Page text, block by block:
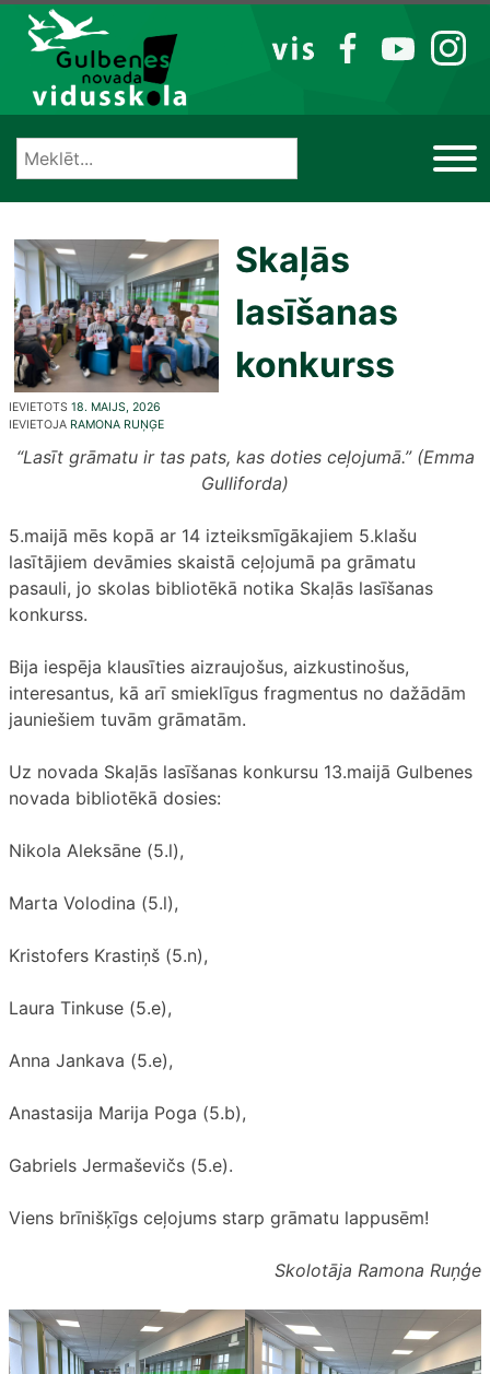
Izlaist
VIS
FB YT IG
Skaļās
lasīšanas
konkurss
IEVIETOTS 18. MAIJS, 2026
IEVIETOJA RAMONA RUŅĢE
“Lasīt grāmatu ir tas pats, kas doties ceļojumā.” (Emma
Gulliforda)
5.maijā mēs kopā ar 14 izteiksmīgākajiem 5.klašu
lasītājiem devāmies skaistā ceļojumā pa grāmatu
pasauli, jo skolas bibliotēkā notika Skaļās lasīšanas
konkurss.
Bija iespēja klausīties aizraujošus, aizkustinošus,
interesantus, kā arī smieklīgus fragmentus no dažādām
jauniešiem tuvām grāmatām.
Uz novada Skaļās lasīšanas konkursu 13.maijā Gulbenes
novada bibliotēkā dosies:
Nikola Aleksāne (5.l),
Marta Volodina (5.l),
Kristofers Krastiņš (5.n),
Laura Tinkuse (5.e),
Anna Jankava (5.e),
Anastasija Marija Poga (5.b),
Gabriels Jermaševičs (5.e).
Viens brīnišķīgs ceļojums starp grāmatu lappusēm!
Skolotāja Ramona Ruņģe